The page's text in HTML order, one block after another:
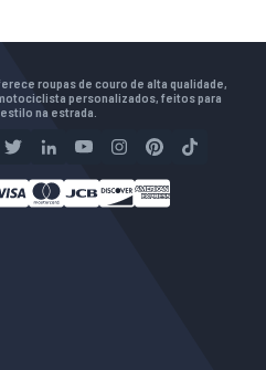
roupas de couro de alta qualidade,
personalizados, feitos para
na estrada.